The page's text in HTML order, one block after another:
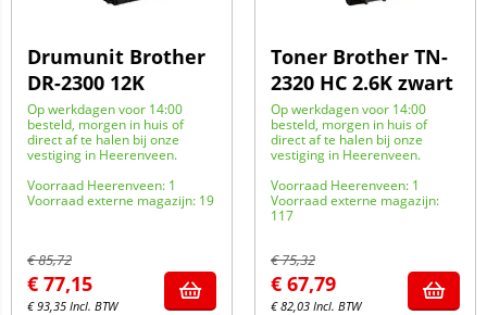
Drumunit Brother
DR-2300 12K
Op werkdagen voor 14:00
besteld, morgen in huis of
direct af te halen bij onze
vestiging in Heerenveen.
Voorraad Heerenveen: 1
Voorraad externe magazijn: 19
€85,72
€ 77,15
€93,35 Incl. BTW
Toner Brother TN-
2320 HC 2.6K zwart
Op werkdagen voor 14:00
besteld, morgen in huis of
direct af te halen bij onze
vestiging in Heerenveen.
Voorraad Heerenveen: 1
Voorraad externe magazijn:
117
€75,32
€ 67,79
€82,03 Incl. BTW